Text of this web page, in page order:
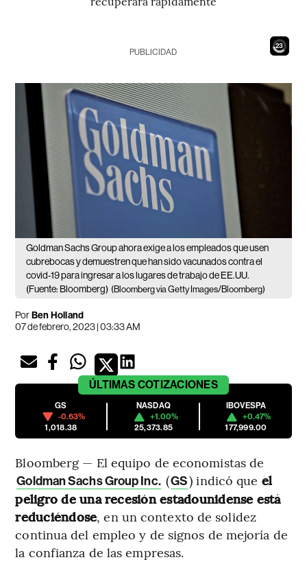
21
PUBLICIDAD
Goldman Sachs Group ahora exige a los empleados que usen
cubrebocas y demuestren que han sido vacunados contra el
covid-19 para ingresar a los lugares de trabajo de EE.UU.
(Fuente: Bloomberg) (Bloomberg via Getty Images/Bloomberg)
PorBen Holland
07 de febrero, 2023 | 03:33 AM
ÚLTIMAS COTIZACIONES
GS
-0.63%
1,018.38
NASDAQ
+1.00%
25,373.85
IBOVESPA
+0.47%
177,999.00
Bloomberg — El equipo de economistas de
Goldman Sachs Group Inc. (GS) indicó que el
peligro de una recesión estadounidense está
reduciéndose, en un contexto de solidez
continua del empleo y de signos de mejoría de
la confianza de las empresas.